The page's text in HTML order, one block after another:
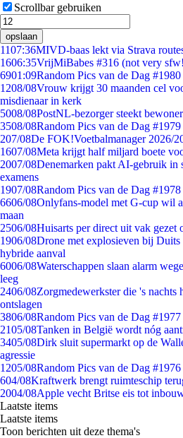
Scrollbar gebruiken
opslaan
1107:36MIVD-baas lekt via Strava
1606:35VrijMiBabes #316 (not very
6901:09Random Pics van de Dag #1980
1208/08Vrouw krijgt 30 maanden cel
misdienaar in kerk
5008/08PostNL-bezorger steekt
3508/08Random Pics van de Dag #1979
207/08De FOK!Voetbalmanager 2026/
1607/08Meta krijgt half miljard boete
2007/08Denemarken pakt AI-gebruik in
examens
1907/08Random Pics van de Dag #1978
6606/08Onlyfans-model met G-cup wil
maan
2506/08Huisarts per direct uit vak gezet
1906/08Drone met explosieven bij
hybride aanval
6006/08Waterschappen slaan alarm
leeg
2406/08Zorgmedewerkster die 's nachts
ontslagen
3806/08Random Pics van de Dag #1977
2105/08Tanken in België wordt nóg
3405/08Dirk sluit supermarkt op de
agressie
1205/08Random Pics van de Dag #1976
604/08Kraftwerk brengt ruimteschip
2004/08Apple vecht Britse eis tot
Laatste items
Laatste items
Toon berichten uit deze thema's